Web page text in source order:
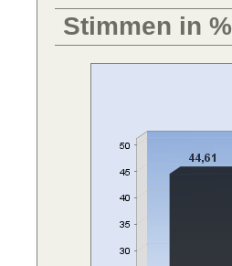
Stimmen in %